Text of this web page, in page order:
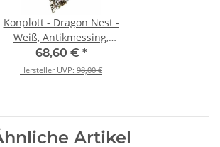
Konplott - Dragon Nest -
Weiß, Antikmessing,
Halskette mit Anhänger
68,60 € *
Hersteller UVP: 98,00 €
Artikel